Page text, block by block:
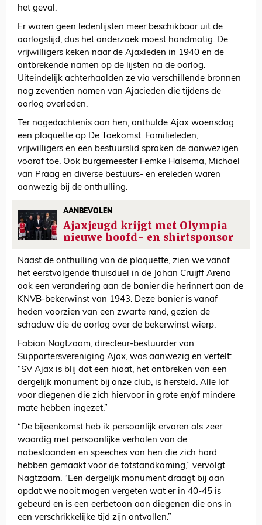
het geval.
Er waren geen ledenlijsten meer beschikbaar uit de
oorlogstijd, dus het onderzoek moest handmatig. De
vrijwilligers keken naar de Ajaxleden in 1940 en de
ontbrekende namen op de lijsten na de oorlog.
Uiteindelijk achterhaalden ze via verschillende bronnen
nog zeventien namen van Ajacieden die tijdens de
oorlog overleden.
Ter nagedachtenis aan hen, onthulde Ajax woensdag
een plaquette op De Toekomst. Familieleden,
vrijwilligers en een bestuurslid spraken de aanwezigen
vooraf toe. Ook burgemeester Femke Halsema, Michael
van Praag en diverse bestuurs- en ereleden waren
aanwezig bij de onthulling.
AANBEVOLEN
Ajaxjeugd krijgt met Olympia
nieuwe hoofd- en shirtsponsor
Naast de onthulling van de plaquette, zien we vanaf
het eerstvolgende thuisduel in de Johan Cruijff Arena
ook een verandering aan de banier die herinnert aan de
KNVB-bekerwinst van 1943. Deze banier is vanaf
heden voorzien van een zwarte rand, gezien de
schaduw die de oorlog over de bekerwinst wierp.
Fabian Nagtzaam, directeur-bestuurder van
Supportersvereniging Ajax, was aanwezig en vertelt:
“SV Ajax is blij dat een hiaat, het ontbreken van een
dergelijk monument bij onze club, is hersteld. Alle lof
voor diegenen die zich hiervoor in grote en/of mindere
mate hebben ingezet.”
“De bijeenkomst heb ik persoonlijk ervaren als zeer
waardig met persoonlijke verhalen van de
nabestaanden en speeches van hen die zich hard
hebben gemaakt voor de totstandkoming,” vervolgt
Nagtzaam. “Een dergelijk monument draagt bij aan
opdat we nooit mogen vergeten wat er in 40-45 is
gebeurd en is een eerbetoon aan diegenen die ons in
een verschrikkelijke tijd zijn ontvallen.”